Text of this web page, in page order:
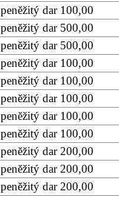
peněžitý dar 100,00
peněžitý dar 500,00
peněžitý dar 500,00
peněžitý dar 100,00
peněžitý dar 100,00
peněžitý dar 100,00
peněžitý dar 100,00
peněžitý dar 100,00
peněžitý dar 200,00
peněžitý dar 200,00
peněžitý dar 200,00